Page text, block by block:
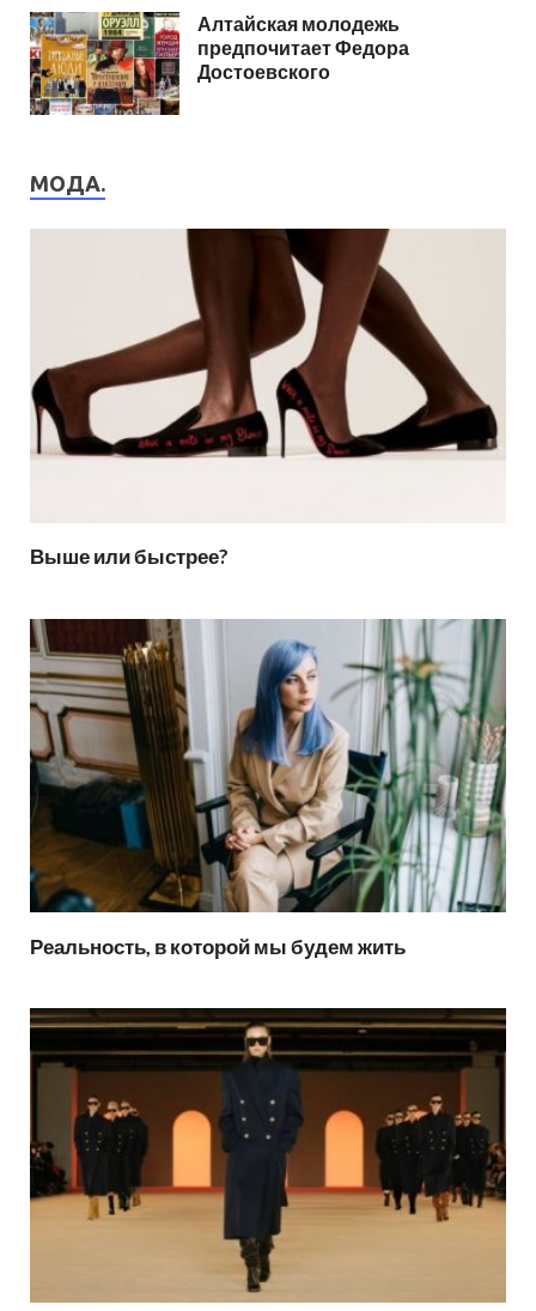
Алтайская молодежь
предпочитает Федора
Достоевского
МОДА.
Выше или быстрее?
Реальность, в которой мы будем жить